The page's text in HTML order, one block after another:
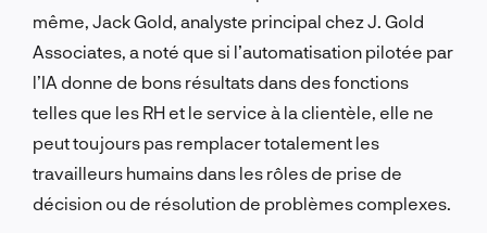
même, Jack Gold, analyste principal chez J. Gold
Associates, a noté que si l’automatisation pilotée par
l’IA donne de bons résultats dans des fonctions
telles que les RH et le service à la clientèle, elle ne
peut toujours pas remplacer totalement les
travailleurs humains dans les rôles de prise de
décision ou de résolution de problèmes complexes.